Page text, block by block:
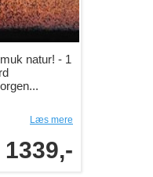
natur! - 1
Læs mere
1339,-